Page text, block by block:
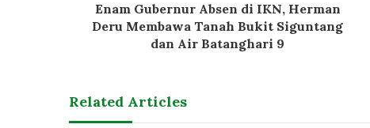
Enam Gubernur Absen di IKN, Herman
Deru Membawa Tanah Bukit Siguntang
dan Air Batanghari 9
Related Articles